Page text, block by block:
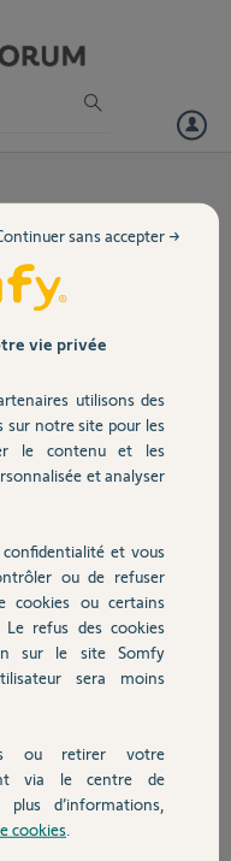
du moteur somfy jet
discussion
Que chercez-vous
vie privée
utilisons des
sur notre site pour les
le contenu et les
et analyser
et vous
ou de refuser
cookies ou certains
refus des cookies
sur le site Somfy
sera moins
ou retirer votre
via le centre de
d’informations,
cookies
sans accepter →